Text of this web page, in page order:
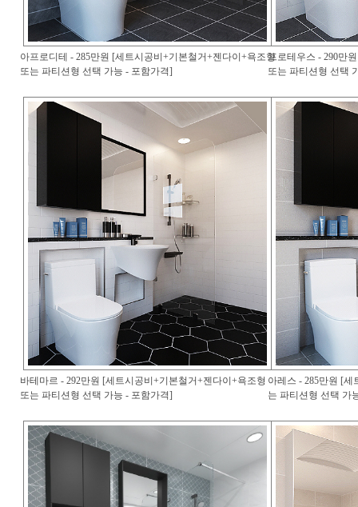
아프로디테 - 285만원 [세트시공비+기본철거+젠다이+욕조형
또는 파티션형 선택 가능 - 포함가격]
프로테우스 - 290만
또는 파티션형 선택
바테마르 - 292만원 [세트시공비+기본철거+젠다이+욕조형
또는 파티션형 선택 가능 - 포함가격]
아레스 - 285만원 [
는 파티션형 선택 가